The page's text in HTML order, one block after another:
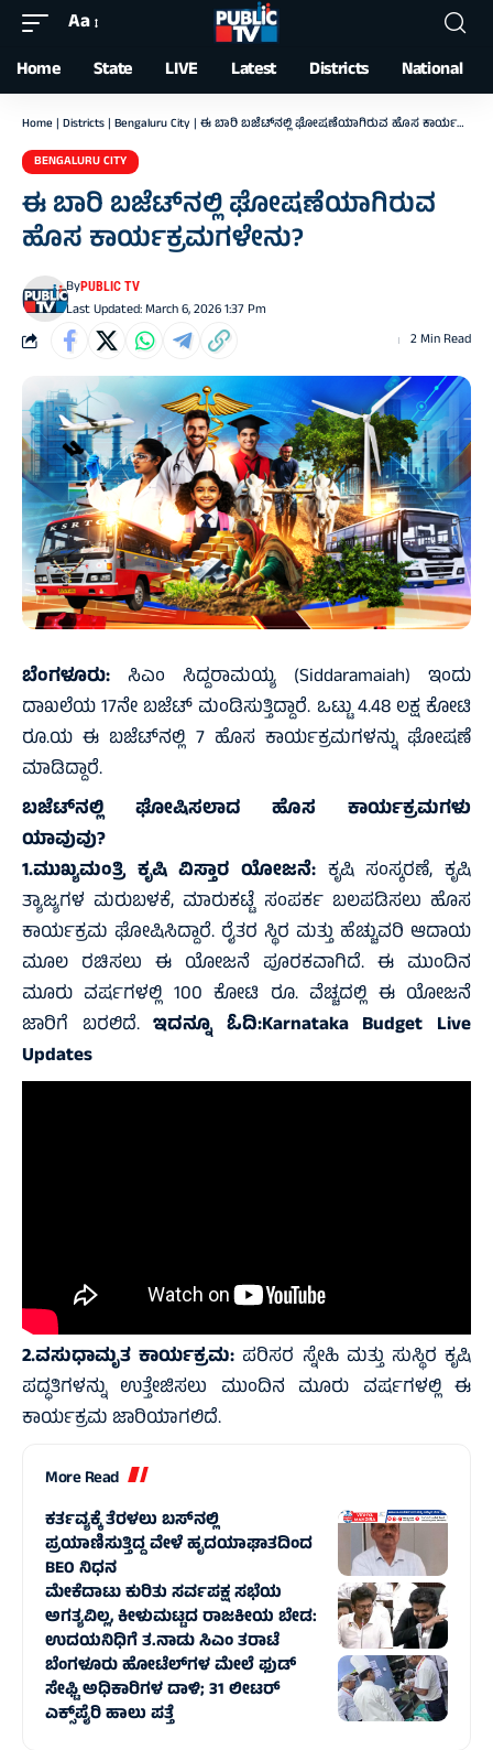
Font
Resizer
Aa
Home State LIVE Latest Districts National
Home | Districts | Bengaluru City | ಈ ಬಾರಿ ಬಜೆಟ್‌ನಲ್ಲಿ ಘೋಷಣೆಯಾಗಿರುವ ಹೊಸ ಕಾರ್ಯಕ್ರಮಗಳೇನು?
BENGALURU CITY
ಈ ಬಾರಿ ಬಜೆಟ್‌ನಲ್ಲಿ ಘೋಷಣೆಯಾಗಿರುವ
ಹೊಸ ಕಾರ್ಯಕ್ರಮಗಳೇನು?
Last Updated: March 6, 2026 1:37 Pm
ByPUBLIC TV
2 Min Read
ಬೆಂಗಳೂರು: ಸಿಎಂ ಸಿದ್ದರಾಮಯ್ಯ (Siddaramaiah) ಇಂದು
ದಾಖಲೆಯ 17ನೇ ಬಜೆಟ್ ಮಂಡಿಸುತ್ತಿದ್ದಾರೆ. ಒಟ್ಟು 4.48 ಲಕ್ಷ ಕೋಟಿ
ರೂ.ಯ ಈ ಬಜೆಟ್‌ನಲ್ಲಿ 7 ಹೊಸ ಕಾರ್ಯಕ್ರಮಗಳನ್ನು ಘೋಷಣೆ
ಮಾಡಿದ್ದಾರೆ.
ಬಜೆಟ್‌ನಲ್ಲಿ ಘೋಷಿಸಲಾದ ಹೊಸ ಕಾರ್ಯಕ್ರಮಗಳು
ಯಾವುವು?
1.ಮುಖ್ಯಮಂತ್ರಿ ಕೃಷಿ ವಿಸ್ತಾರ ಯೋಜನೆ: ಕೃಷಿ ಸಂಸ್ಕರಣೆ, ಕೃಷಿ
ತ್ಯಾಜ್ಯಗಳ ಮರುಬಳಕೆ, ಮಾರುಕಟ್ಟೆ ಸಂಪರ್ಕ ಬಲಪಡಿಸಲು ಹೊಸ
ಕಾರ್ಯಕ್ರಮ ಘೋಷಿಸಿದ್ದಾರೆ. ರೈತರ ಸ್ಥಿರ ಮತ್ತು ಹೆಚ್ಚುವರಿ ಆದಾಯ
ಮೂಲ ರಚಿಸಲು ಈ ಯೋಜನೆ ಪೂರಕವಾಗಿದೆ. ಈ ಮುಂದಿನ
ಮೂರು ವರ್ಷಗಳಲ್ಲಿ 100 ಕೋಟಿ ರೂ. ವೆಚ್ಚದಲ್ಲಿ ಈ ಯೋಜನೆ
ಜಾರಿಗೆ ಬರಲಿದೆ.ಇದನ್ನೂ ಓದಿ:Karnataka Budget Live
Updates
2.ವಸುಧಾಮೃತ ಕಾರ್ಯಕ್ರಮ: ಪರಿಸರ ಸ್ನೇಹಿ ಮತ್ತು ಸುಸ್ಥಿರ ಕೃಷಿ
ಪದ್ಧತಿಗಳನ್ನು ಉತ್ತೇಜಿಸಲು ಮುಂದಿನ ಮೂರು ವರ್ಷಗಳಲ್ಲಿ ಈ
ಕಾರ್ಯಕ್ರಮ ಜಾರಿಯಾಗಲಿದೆ.
More Read
ಕರ್ತವ್ಯಕ್ಕೆ ತೆರಳಲು ಬಸ್‌ನಲ್ಲಿ
ಪ್ರಯಾಣಿಸುತ್ತಿದ್ದ ವೇಳೆ ಹೃದಯಾಘಾತದಿಂದ
BEO ನಿಧನ
ಮೇಕೆದಾಟು ಕುರಿತು ಸರ್ವಪಕ್ಷ ಸಭೆಯ
ಅಗತ್ಯವಿಲ್ಲ, ಕೀಳುಮಟ್ಟದ ರಾಜಕೀಯ ಬೇಡ:
ಉದಯನಿಧಿಗೆ ತ.ನಾಡು ಸಿಎಂ ತರಾಟೆ
ಬೆಂಗಳೂರು ಹೋಟೆಲ್‌ಗಳ ಮೇಲೆ ಫುಡ್
ಸೇಫ್ಟಿ ಅಧಿಕಾರಿಗಳ ದಾಳಿ; 31 ಲೀಟರ್
ಎಕ್ಸ್‌ಪೈರಿ ಹಾಲು ಪತ್ತೆ